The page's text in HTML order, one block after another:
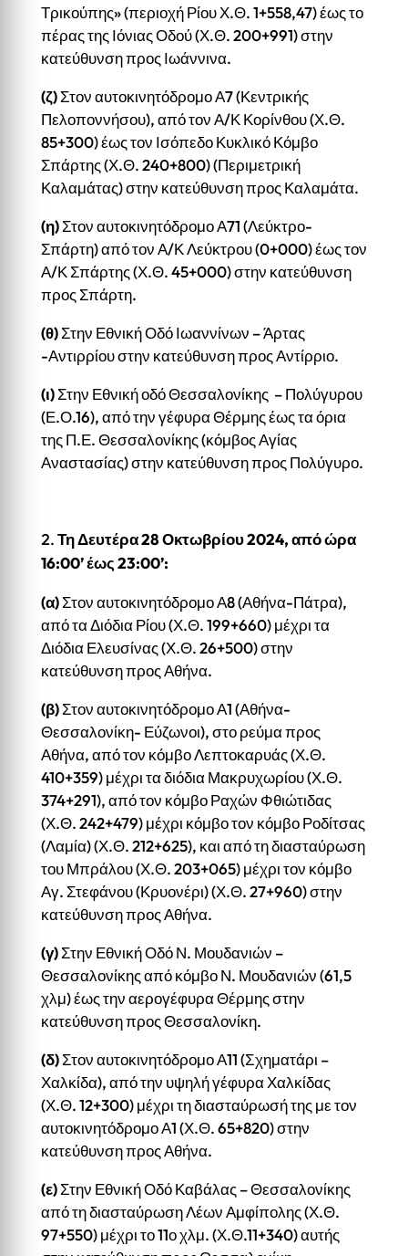
Τρικούπης» (περιοχή Ρίου Χ.Θ. 1+558,47) έως το
πέρας της Ιόνιας Οδού (Χ.Θ. 200+991) στην
κατεύθυνση προς Ιωάννινα.
(ζ)Στον αυτοκινητόδρομο Α7 (Κεντρικής
Πελοποννήσου), από τον Α/Κ Κορίνθου (Χ.Θ.
85+300) έως τον Ισόπεδο Κυκλικό Κόμβο
Σπάρτης (Χ.Θ. 240+800) (Περιμετρική
Καλαμάτας) στην κατεύθυνση προς Καλαμάτα.
(η)Στον αυτοκινητόδρομο Α71 (Λεύκτρο-
Σπάρτη) από τον Α/Κ Λεύκτρου (0+000) έως τον
Α/Κ Σπάρτης (Χ.Θ. 45+000) στην κατεύθυνση
προς Σπάρτη.
(θ)Στην Εθνική Οδό Ιωαννίνων – Άρτας
-Αντιρρίου στην κατεύθυνση προς Αντίρριο.
(ι)Στην Εθνική οδό Θεσσαλονίκης – Πολύγυρου
(Ε.Ο.16), από την γέφυρα Θέρμης έως τα όρια
της Π.Ε. Θεσσαλονίκης (κόμβος Αγίας
Αναστασίας) στην κατεύθυνση προς Πολύγυρο.
Τη Δευτέρα 28 Οκτωβρίου2024, από ώρα
16:00’ έως 23:00’:
(α)Στον αυτοκινητόδρομο Α8 (Αθήνα-Πάτρα),
από τα Διόδια Ρίου (Χ.Θ. 199+660) μέχρι τα
Διόδια Ελευσίνας (Χ.Θ. 26+500) στην
κατεύθυνση προς Αθήνα.
(β)Στον αυτοκινητόδρομο Α1 (Αθήνα-
Θεσσαλονίκη- Εύζωνοι), στο ρεύμα προς
Αθήνα, από τον κόμβο Λεπτοκαρυάς (Χ.Θ.
410+359) μέχρι τα διόδια Μακρυχωρίου (Χ.Θ.
374+291), από τον κόμβο Ραχών Φθιώτιδας
(Χ.Θ. 242+479) μέχρι κόμβο τον κόμβο Ροδίτσας
(Λαμία) (Χ.Θ. 212+625), και από τη διασταύρωση
του Μπράλου (Χ.Θ. 203+065) μέχρι τον κόμβο
Αγ. Στεφάνου (Κρυονέρι) (Χ.Θ. 27+960) στην
κατεύθυνση προς Αθήνα.
(γ)Στην Εθνική Οδό Ν. Μουδανιών –
Θεσσαλονίκης από κόμβο Ν. Μουδανιών (61,5
χλμ) έως την αερογέφυρα Θέρμης στην
κατεύθυνση προς Θεσσαλονίκη.
(δ)Στον αυτοκινητόδρομο Α11 (Σχηματάρι –
Χαλκίδα), από την υψηλή γέφυρα Χαλκίδας
(Χ.Θ. 12+300) μέχρι τη διασταύρωσή της με τον
αυτοκινητόδρομο Α1 (Χ.Θ. 65+820) στην
κατεύθυνση προς Αθήνα.
(ε)Στην Εθνική Οδό Καβάλας – Θεσσαλονίκης
από τη διασταύρωση Λέων Αμφίπολης (Χ.Θ.
97+550) μέχρι το 11ο χλμ. (Χ.Θ.11+340) αυτής